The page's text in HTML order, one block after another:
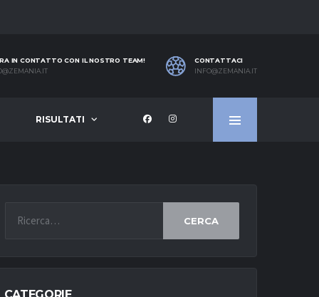
IN CONTATTO CON IL NOSTRO TEAM!
CONTATTACI
INFO@ZEMANIA.IT
RISULTATI
CERCA